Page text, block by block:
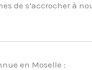
de s’accrocher à
en Moselle :